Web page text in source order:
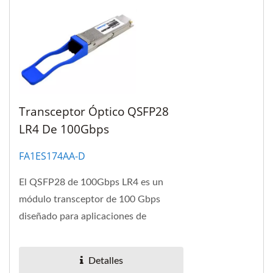
Transceptor Óptico QSFP28
LR4 De 100Gbps
FA1ES174AA-D
El QSFP28 de 100Gbps LR4 es un
módulo transceptor de 100 Gbps
diseñado para aplicaciones de
Detalles